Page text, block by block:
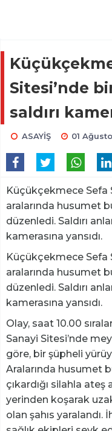
Sitesi’nde
saldırı
ASAYİŞ 01
Küçükçekmece Sefa
aralarında husumet
düzenledi. Saldırı
kamerasına yansıdı.
Küçükçekmece Sefa
aralarında husumet
düzenledi. Saldırı
kamerasına yansıdı.
Olay, saat 10.00
Sanayi Sitesi’nde
göre, bir şüpheli
Aralarında husumet
çıkardığı silahla ateş
yerinden koşarak
olan şahıs